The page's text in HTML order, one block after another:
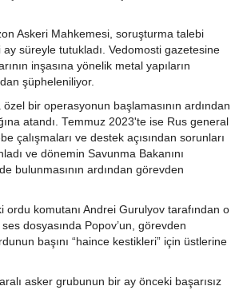
Askeri Mahkemesi, soruşturma talebi
süreyle tutukladı. Vedomosti gazetesine
inşasına yönelik metal yapıların
şüpheleniliyor.
bir operasyonun başlamasının ardından
atandı. Temmuz 2023'te ise Rus general
çalışmaları ve destek açısından sorunları
ve dönemin Savunma Bakanını
bulunmasının ardından görevden
ordu komutanı Andrei Gurulyov tarafından o
dosyasında Popov’un, görevden
başını “haince kestikleri” için üstlerine
asker grubunun bir ay önceki başarısız